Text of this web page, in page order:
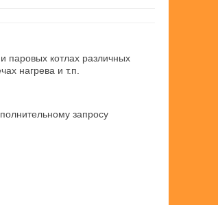
паровых котлах различных
нагрева и т.п.
запросу